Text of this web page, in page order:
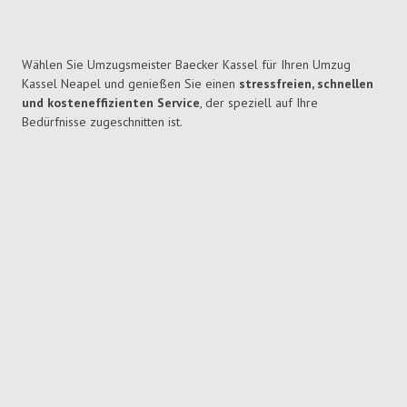
Wählen Sie Umzugsmeister Baecker Kassel für Ihren Umzug
Kassel Neapel und genießen Sie einen stressfreien, schnellen
und kosteneffizienten Service, der speziell auf Ihre
Bedürfnisse zugeschnitten ist.